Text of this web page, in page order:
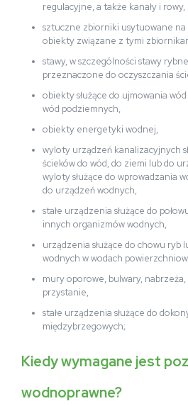
regulacyjne, a także kanały i rowy,
sztuczne zbiorniki usytuowane na
obiekty związane z tymi
stawy, w szczególności stawy
przeznaczone do oczyszczania
obiekty służące do ujmowania
wód podziemnych,
obiekty energetyki wodnej,
wyloty urządzeń kanalizacyjnych
ścieków do wód, do ziemi lub do
wyloty służące do wprowadzania
do urządzeń wodnych,
stałe urządzenia służące do
innych organizmów wodnych,
urządzenia służące do chowu ryb
wodnych w wodach
mury oporowe, bulwary,
przystanie,
stałe urządzenia służące do
międzybrzegowych;
Kiedy wymagane jest
wodnoprawne?